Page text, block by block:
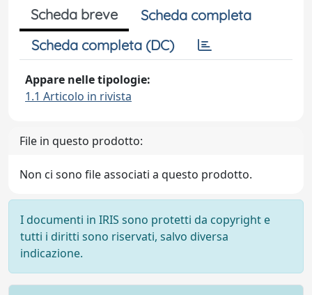
Scheda breve
Scheda completa
Scheda completa (DC)
Appare nelle tipologie:
1.1 Articolo in rivista
File in questo prodotto:
Non ci sono file associati a questo prodotto.
I documenti in IRIS sono protetti da copyright e
tutti i diritti sono riservati, salvo diversa
indicazione.